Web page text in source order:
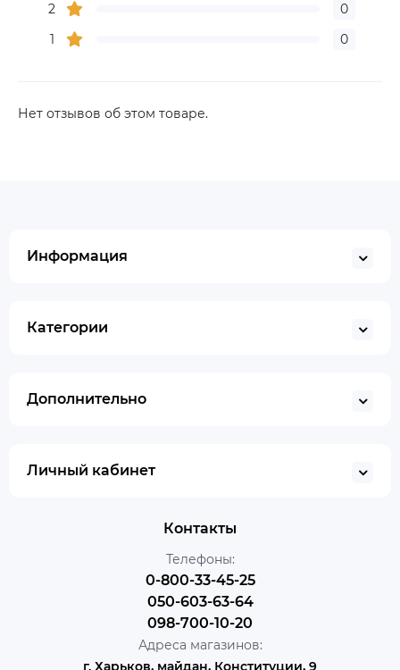
2
0
1
0
Нет отзывов об этом товаре.
Информация
Категории
Дополнительно
Личный кабинет
Контакты
Телефоны:
0-800-33-45-25
050-603-63-64
098-700-10-20
Адреса магазинов: